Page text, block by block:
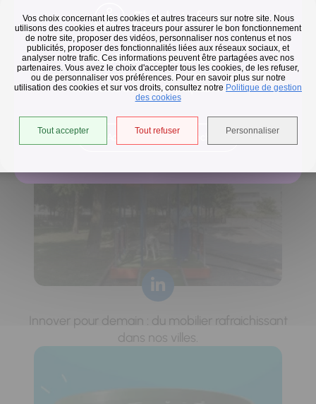
Vos choix concernant les cookies et autres traceurs sur notre site. Nous
utilisons des cookies et autres traceurs pour assurer le bon fonctionnement
de notre site, proposer des vidéos, personnaliser nos contenus et nos
publicités, proposer des fonctionnalités liées aux réseaux sociaux, et
analyser notre trafic. Ces informations peuvent être partagées avec nos
partenaires. Vous avez le choix d'accepter tous les cookies, de les refuser,
ou de personnaliser vos préférences. Pour en savoir plus sur notre
utilisation des cookies et sur vos droits, consultez notre Politique de gestion
des cookies
Tout accepter Tout refuser Personnaliser
Flash infos
Collecte des déchets
En raison des températures, le passage de nos camions
est avancé d'une heure jusqu'au 14 août.
Accéder à l'univers déchets
Horaires de collecte adaptés aux périodes de fortes
Innover pour demain : du mobilier rafraichissant
dans nos villes.